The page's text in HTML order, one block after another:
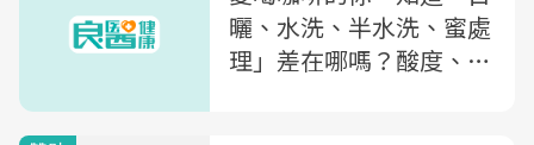
曬、水洗、半水洗、蜜處
理」差在哪嗎？酸度、醇